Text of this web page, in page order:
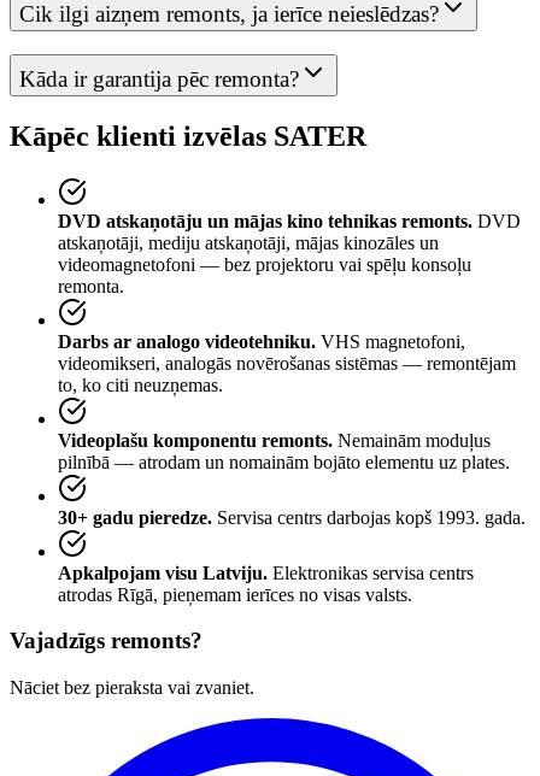
Cik ilgi aizņem remonts, ja ierīce neieslēdzas?
Kāda ir garantija pēc remonta?
Kāpēc klienti izvēlas SATER
DVD atskaņotāju un mājas kino tehnikas remonts. DVD
atskaņotāji, mediju atskaņotāji, mājas kinozāles un
videomagnetofoni — bez projektoru vai spēļu konsoļu
remonta.
Darbs ar analogo videotehniku. VHS magnetofoni,
videomikseri, analogās novērošanas sistēmas — remontējam
to, ko citi neuzņemas.
Videoplašu komponentu remonts. Nemainām moduļus
pilnībā — atrodam un nomainām bojāto elementu uz plates.
30+ gadu pieredze. Servisa centrs darbojas kopš 1993. gada.
Apkalpojam visu Latviju. Elektronikas servisa centrs
atrodas Rīgā, pieņemam ierīces no visas valsts.
Vajadzīgs remonts?
Nāciet bez pieraksta vai zvaniet.